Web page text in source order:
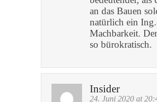
an das Bauen
natürlich ein
Machbarkeit.
so bürokratisch.
Insider
24. Juni 2020 at